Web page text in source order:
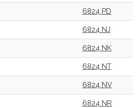
6824 PD
6824 NJ
6824 NK
6824 NT
6824 NV
6824 NR